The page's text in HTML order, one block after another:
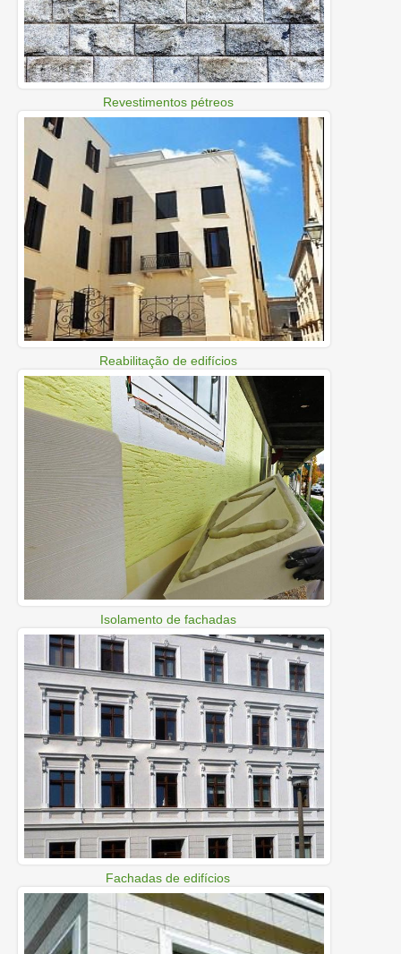
Revestimentos pétreos
Reabilitação de edifícios
Isolamento de fachadas
Fachadas de edifícios